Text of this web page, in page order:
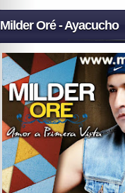
Milder Oré - Ayacucho